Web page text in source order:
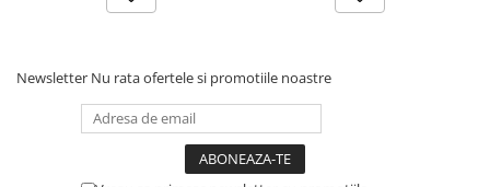
Newsletter Nu rata ofertele si promotiile noastre